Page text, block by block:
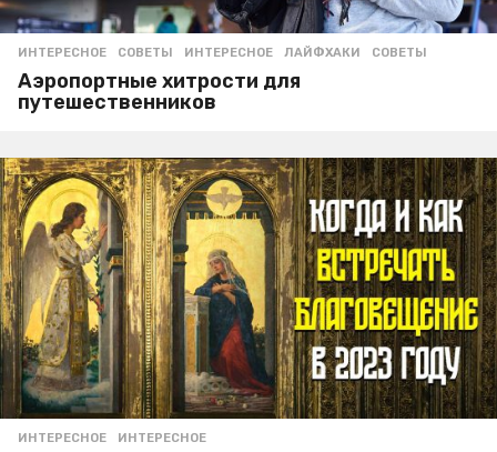
ИНТЕРЕСНОЕ ,СОВЕТЫ ИНТЕРЕСНОЕ ,ЛАЙФХАКИ ,СОВЕТЫ
Аэропортные хитрости для
путешественников
ИНТЕРЕСНОЕ ИНТЕРЕСНОЕ